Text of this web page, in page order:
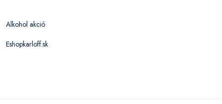
Alkohol akció
Eshopkarloff.sk